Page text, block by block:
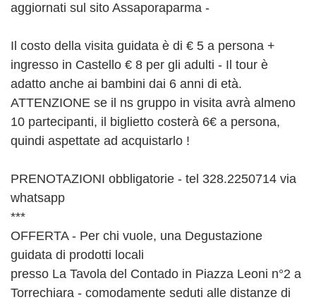
aggiornati sul sito Assaporaparma -
Il costo della visita guidata è di € 5 a persona +
ingresso in Castello € 8 per gli adulti - Il tour è
adatto anche ai bambini dai 6 anni di età.
ATTENZIONE se il ns gruppo in visita avrà almeno
10 partecipanti, il biglietto costerà 6€ a persona,
quindi aspettate ad acquistarlo !
PRENOTAZIONI obbligatorie - tel 328.2250714 via
whatsapp
***
OFFERTA - Per chi vuole, una Degustazione
guidata di prodotti locali
presso La Tavola del Contado in Piazza Leoni n°2 a
Torrechiara - comodamente seduti alle distanze di